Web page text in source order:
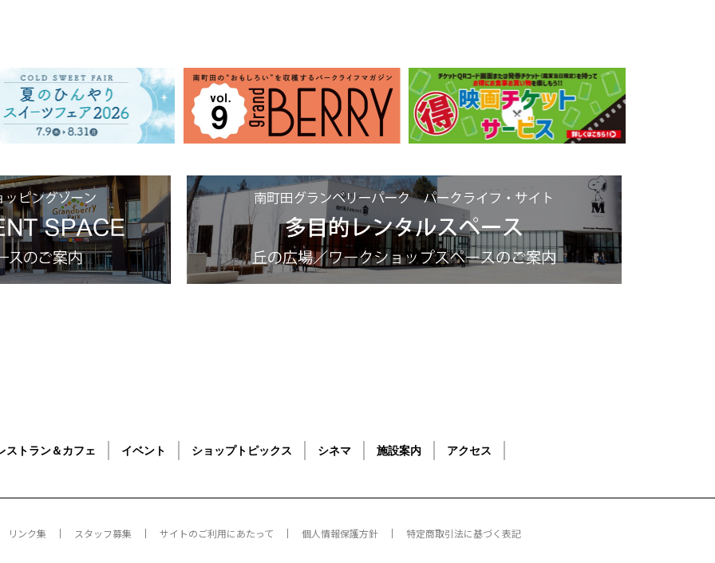
ストラン＆カフェ イベント ショップトピックス シネマ 施設案内 アクセス
リンク集 スタッフ募集 サイトのご利用にあたって 個人情報保護方針 特定商取引法に基づく表記